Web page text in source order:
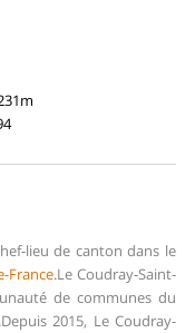
lieu de canton dans le
France.Le Coudray-Saint-
de communes du
Depuis 2015, Le Coudray-